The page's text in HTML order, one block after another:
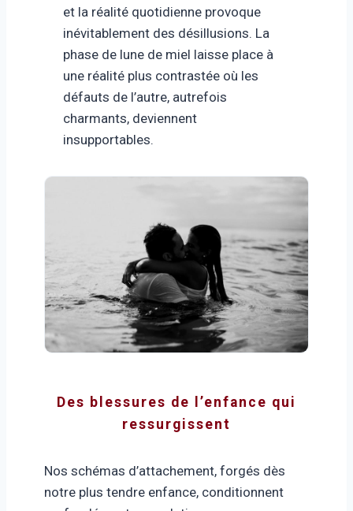
et la réalité quotidienne provoque
inévitablement des désillusions. La
phase de lune de miel laisse place à
une réalité plus contrastée où les
défauts de l’autre, autrefois
charmants, deviennent
insupportables.
Des blessures de l’enfance qui
ressurgissent
Nos schémas d’attachement, forgés dès
notre plus tendre enfance, conditionnent